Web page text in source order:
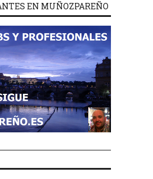
EN MUÑOZPAREÑO